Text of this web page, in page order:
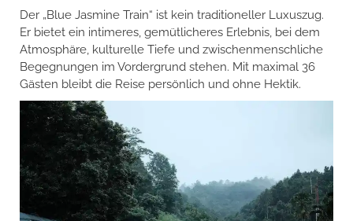
Der „Blue Jasmine Train“ ist kein traditioneller Luxuszug.
Er bietet ein intimeres, gemütlicheres Erlebnis, bei dem
Atmosphäre, kulturelle Tiefe und zwischenmenschliche
Begegnungen im Vordergrund stehen. Mit maximal 36
Gästen bleibt die Reise persönlich und ohne Hektik.